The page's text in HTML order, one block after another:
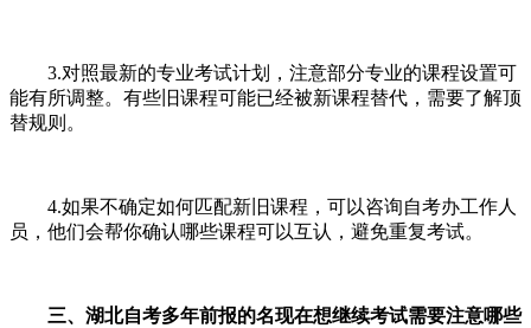
3.对照最新的专业考试计划，注意部分专业的课程设置可
能有所调整。有些旧课程可能已经被新课程替代，需要了解顶
替规则。
4.如果不确定如何匹配新旧课程，可以咨询自考办工作人
员，他们会帮你确认哪些课程可以互认，避免重复考试。
三、湖北自考多年前报的名现在想继续考试需要注意哪些